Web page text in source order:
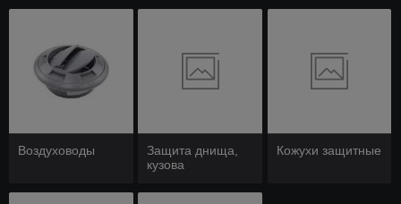
Воздуховоды
Защита днища,
кузова
Кожухи защитные